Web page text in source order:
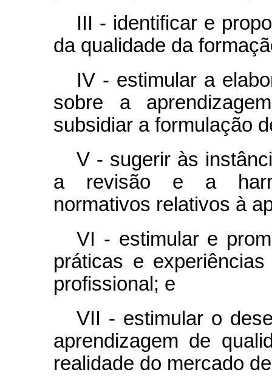
III - identificar e
da qualidade da
IV - estimular a
sobre a
subsidiar a formulação
V - sugerir às
a revisão e a
normativos relativos à
VI - estimular e
práticas e
profissional; e
VII - estimular o
aprendizagem de
realidade do mercado